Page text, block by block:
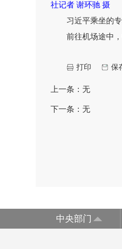
社记者 谢环驰 摄
习近平乘坐的
前往机场途中
保
打印
上一条： 无
下一条： 无
中央部门